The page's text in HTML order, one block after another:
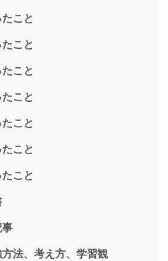
こと
こと
こと
こと
こと
こと
こと
法、考え方、学習観